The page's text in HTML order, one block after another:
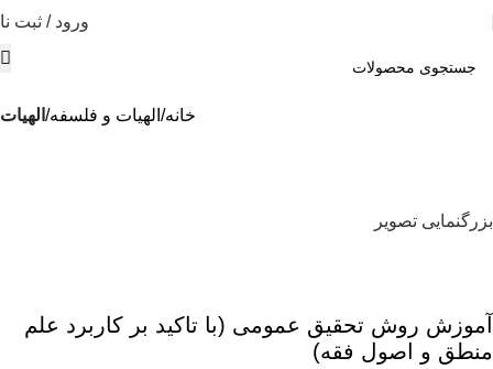
ورود / ثبت
خانه الهیات و فلسفه الهيات
بزرگنمایی تصویر
آموزش روش تحقیق عمومی (با تاکید بر کاربرد علم
منطق و اصول فقه)